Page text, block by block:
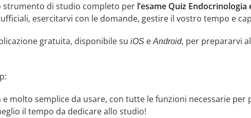
strumento di studio completo per l’esame Quiz
esercitarvi con le domande, gestire il vostro tempo e
gratuita, disponibile su iOSeAndroid, per prepararvi
e molto semplice da usare, con tutte le funzioni necessarie
il tempo da dedicare allo studio!